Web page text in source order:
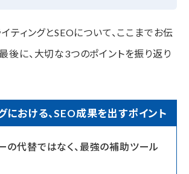
ティングとSEOについて、ここまでお伝
後に、大切な3つのポイントを振り返り
における、SEO成果を出すポイント
の代替ではなく、最強の補助ツール